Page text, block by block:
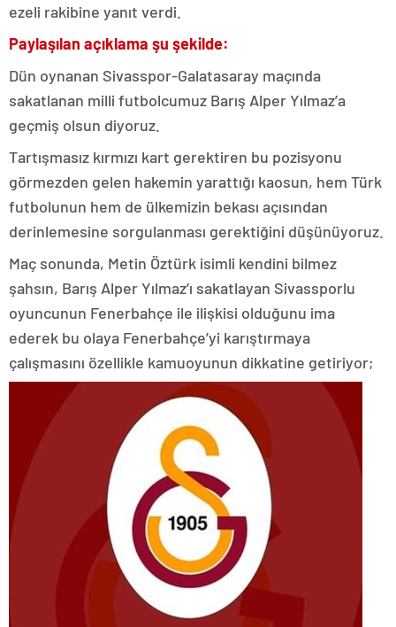
ezeli rakibine yanıt verdi.
Paylaşılan açıklama şu şekilde:
Dün oynanan Sivasspor-Galatasaray maçında
sakatlanan milli futbolcumuz Barış Alper Yılmaz’a
geçmiş olsun diyoruz.
Tartışmasız kırmızı kart gerektiren bu pozisyonu
görmezden gelen hakemin yarattığı kaosun, hem Türk
futbolunun hem de ülkemizin bekası açısından
derinlemesine sorgulanması gerektiğini düşünüyoruz.
Maç sonunda, Metin Öztürk isimli kendini bilmez
şahsın, Barış Alper Yılmaz’ı sakatlayan Sivassporlu
oyuncunun Fenerbahçe ile ilişkisi olduğunu ima
ederek bu olaya Fenerbahçe’yi karıştırmaya
çalışmasını özellikle kamuoyunun dikkatine getiriyor;